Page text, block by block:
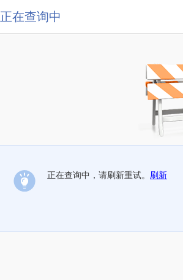
正在查询中
正在查询中，请刷新重试。 刷新